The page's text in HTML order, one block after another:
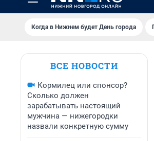
Когда в Нижнем будет День города
ВСЕ НОВОСТИ
Кормилец или спонсор?
Сколько должен
зарабатывать настоящий
мужчина — нижегородки
назвали конкретную сумму